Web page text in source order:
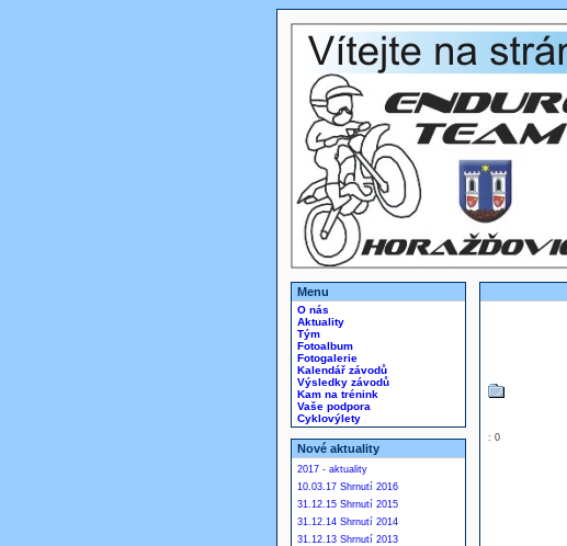
Menu
O nás
Aktuality
Tým
Fotoalbum
Fotogalerie
Kalendář závodů
Výsledky závodů
Kam na trénink
Vaše podpora
Cyklovýlety
Nové aktuality
2017 - aktuality
10.03.17 Shrnutí 2016
31.12.15 Shrnutí 2015
31.12.14 Shrnutí 2014
31.12.13 Shrnutí 2013
: 0